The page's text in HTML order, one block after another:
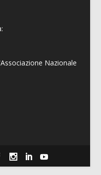
Nazionale